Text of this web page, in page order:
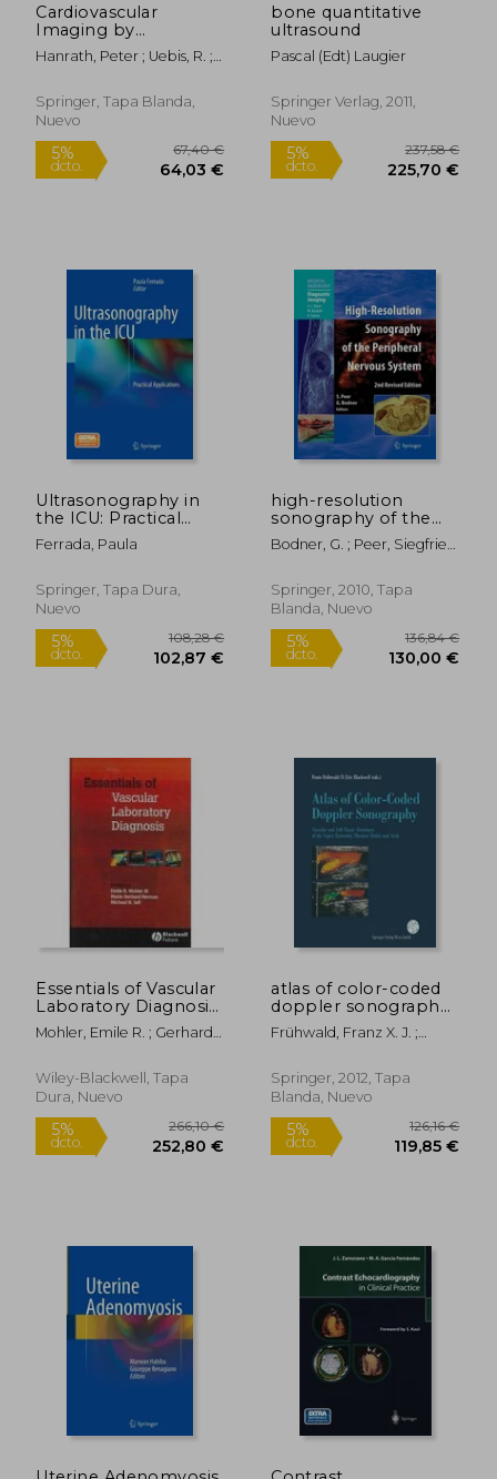
199,60 €
5%
164,52 €
5%
dcto.
Cardiovascular
Imaging by
Ultrasound (en Inglés)
Hanrath, Peter ; Uebis, R. ;
Springer, Tapa Blanda,
Nuevo
dcto.
67,40 €
bone quantitative
ultrasound
Pascal (edt) Laugier
Springer Verlag, 2011,
Nuevo
5%
dcto.
Ultrasonography in
the ICU: Practical
Applications (en
Inglés)
Ferrada, Paula
Springer, Tapa Dura,
Nuevo
high-resolution
sonography of the
peripheral nervous
system (en Inglés)
Bodner, G. ; Peer, Siegfried
Springer, 2010, Tapa
Blanda, Nuevo
Essentials of Vascular
Laboratory Diagnosis
(en Inglés)
Mohler, Emile R. ; Gerhard-
Michael R.
Wiley-Blackwell, Tapa
Dura, Nuevo
atlas of color-coded
doppler sonography:
vascular and soft
tissue structures of
thoracic outlet and
neck (en Inglés)
Frühwald, Franz X. J. ;
Springer, 2012, Tapa
Blanda, Nuevo